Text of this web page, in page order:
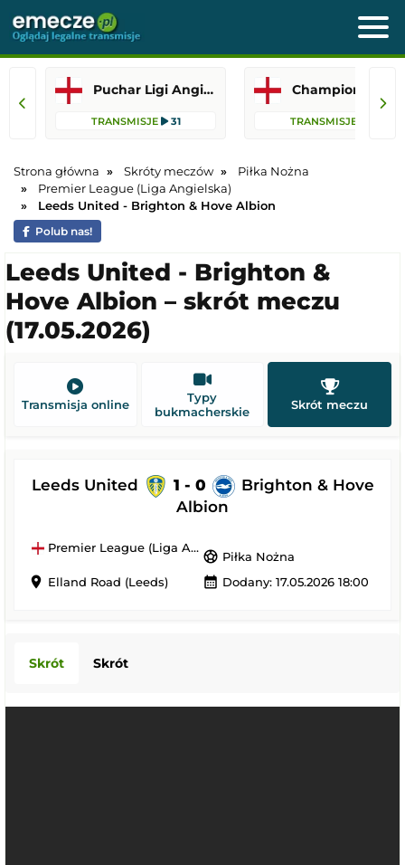
Puchar Ligi Angielskiej
TRANSMISJE 31
Championship
TRANSMISJE
Strona główna Skróty meczów
Piłka Nożna
Premier League (Liga Angielska)
Leeds United - Brighton & Hove Albion
Polub nas!
Leeds United - Brighton &
Hove Albion – skrót meczu
(17.05.2026)
Transmisja online
Typy
bukmacherskie
Skrót meczu
Leeds United 1 - 0
Brighton & Hove
Albion
Premier League (Liga Angielska)
sports_soccer Piłka Nożna
location_on Elland Road (Leeds) calendar_month Dodany: 17.05.2026 18:00
Skrót Skrót